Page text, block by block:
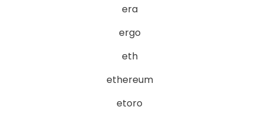
era
ergo
eth
ethereum
etoro